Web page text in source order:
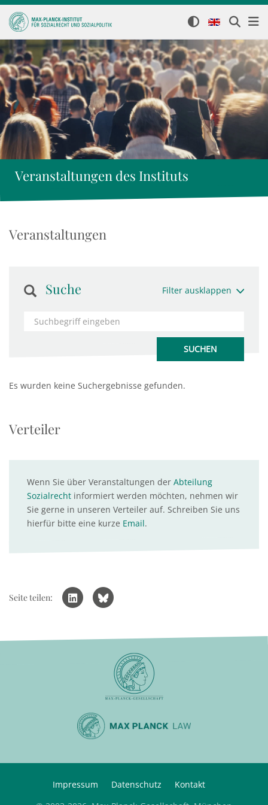
Veranstaltungen des Instituts
Veranstaltungen
Suche Filter ausklappen
Es wurden keine Suchergebnisse gefunden.
Verteiler
Wenn Sie über Veranstaltungen der Abteilung
Sozialrecht informiert werden möchten, nehmen wir
Sie gerne in unseren Verteiler auf. Schreiben Sie uns
hierfür bitte eine kurze Email.
Seite teilen:
Impressum Datenschutz
Kontakt